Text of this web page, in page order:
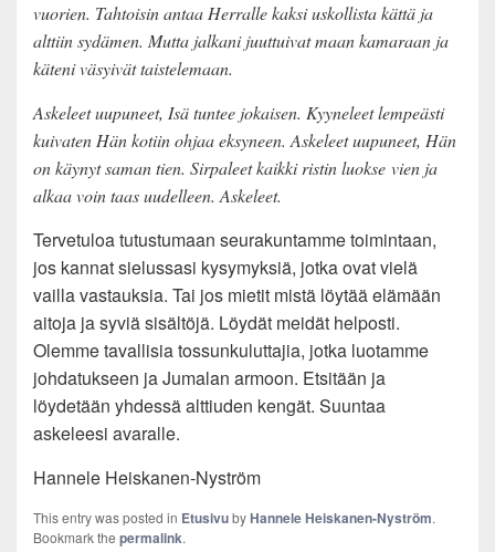
vuorien. Tahtoisin antaa Herralle kaksi uskollista kättä ja
alttiin sydämen. Mutta jalkani juuttuivat maan kamaraan ja
käteni väsyivät taistelemaan.
Askeleet uupuneet, Isä tuntee jokaisen. Kyyneleet lempeästi
kuivaten Hän kotiin ohjaa eksyneen. Askeleet uupuneet, Hän
on käynyt saman tien. Sirpaleet kaikki ristin luokse vien ja
alkaa voin taas uudelleen. Askeleet.
Tervetuloa tutustumaan seurakuntamme toimintaan,
jos kannat sielussasi kysymyksiä, jotka ovat vielä
vailla vastauksia. Tai jos mietit mistä löytää elämään
aitoja ja syviä sisältöjä. Löydät meidät helposti.
Olemme tavallisia tossunkuluttajia, jotka luotamme
johdatukseen ja Jumalan armoon. Etsitään ja
löydetään yhdessä alttiuden kengät. Suuntaa
askeleesi avaralle.
Hannele Heiskanen-Nyström
This entry was posted in EtusivubyHannele Heiskanen-Nyström.
Bookmark the permalink.